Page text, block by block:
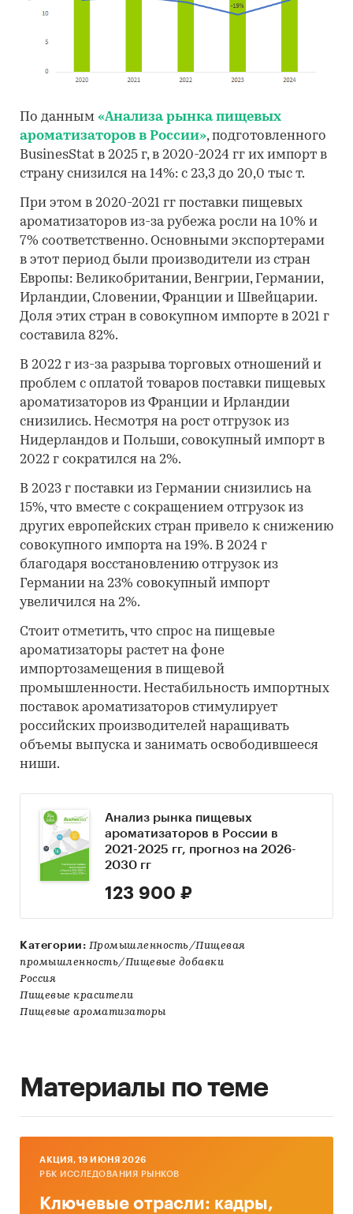
По данным «Анализа рынка пищевых
ароматизаторов в России», подготовленного
BusinesStat в 2025 г, в 2020-2024 гг их импорт в
страну снизился на 14%: с 23,3 до 20,0 тыс т.
При этом в 2020-2021 гг поставки пищевых
ароматизаторов из-за рубежа росли на 10% и
7% соответственно. Основными экспортерами
в этот период были производители из стран
Европы: Великобритании, Венгрии, Германии,
Ирландии, Словении, Франции и Швейцарии.
Доля этих стран в совокупном импорте в 2021 г
составила 82%.
В 2022 г из-за разрыва торговых отношений и
проблем с оплатой товаров поставки пищевых
ароматизаторов из Франции и Ирландии
снизились. Несмотря на рост отгрузок из
Нидерландов и Польши, совокупный импорт в
2022 г сократился на 2%.
В 2023 г поставки из Германии снизились на
15%, что вместе с сокращением отгрузок из
других европейских стран привело к снижению
совокупного импорта на 19%. В 2024 г
благодаря восстановлению отгрузок из
Германии на 23% совокупный импорт
увеличился на 2%.
Стоит отметить, что спрос на пищевые
ароматизаторы растет на фоне
импортозамещения в пищевой
промышленности. Нестабильность импортных
поставок ароматизаторов стимулирует
российских производителей наращивать
объемы выпуска и занимать освободившееся
ниши.
Анализ рынка пищевых
ароматизаторов в России в
2021-2025 гг, прогноз на 2026-
2030 гг
123 900 ₽
Категории: Промышленность/Пищевая
промышленность/Пищевые добавки
Россия
Пищевые красители
Пищевые ароматизаторы
Материалы по теме
AКЦИЯ, 19 ИЮНЯ 2026
РБК ИССЛЕДОВАНИЯ РЫНКОВ
Ключевые отрасли: кадры,